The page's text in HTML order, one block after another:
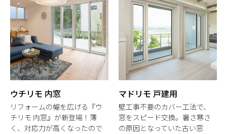
ウチリモ 内窓
リフォームの幅を広げる『ウ
チリモ 内窓』が新登場！薄
く、対応力が高くなったので
マドリモ 戸建用
壁工事不要のカバー工法で、
窓をスピード交換。暑さ寒さ
の原因となっていた古い窓